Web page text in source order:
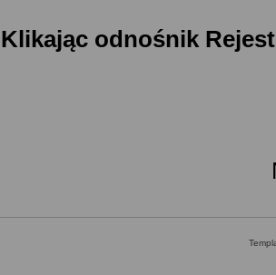
Klikając odnośnik